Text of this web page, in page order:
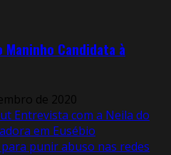
Candidata à
de 2020
Entrevista com a Neila do
em Eusébio
punir abuso nas redes